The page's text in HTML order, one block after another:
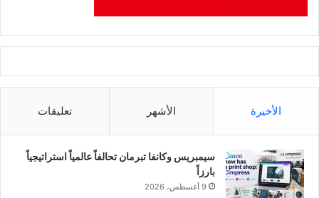
الأخيرة الأشهر تعليقات
سيمبريس وكانفا تبرمان تحالفاً عالمياً استراتيجياً
بارزاً
9 أغسطس، 2026